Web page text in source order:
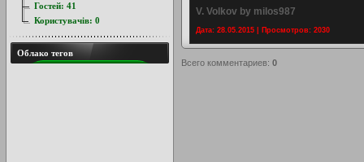
V. Volkov by milos987
Дата: 28.05.2015 | Просмотров: 2030
Всего комментариев: 0
Гостей: 41
Користувачів: 0
Облако тегов